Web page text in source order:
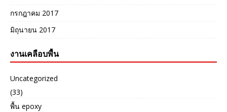
กรกฎาคม 2017
มิถุนายน 2017
งานเคลือบพื้น
Uncategorized
(33)
พื้น epoxy